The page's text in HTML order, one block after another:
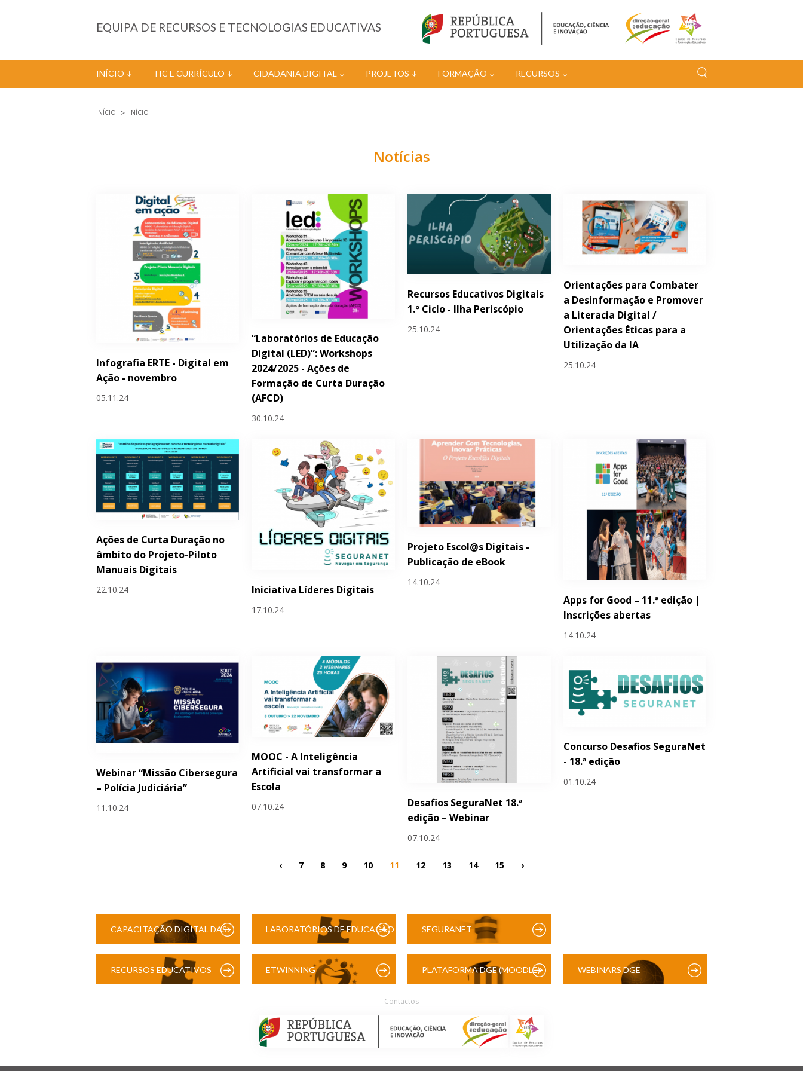
EQUIPA DE RECURSOS E TECNOLOGIAS EDUCATIVAS
INÍCIO TIC E CURRÍCULO CIDADANIA DIGITAL PROJETOS FORMAÇÃO RECURSOS
INÍCIO INÍCIO
Notícias
Infografia ERTE - Digital em
Ação - novembro
05.11.24
“Laboratórios de Educação
Digital (LED)”: Workshops
2024/2025 - Ações de
Formação de Curta Duração
(AFCD)
30.10.24
Recursos Educativos Digitais
1.º Ciclo - Ilha Periscópio
25.10.24
Orientações para Combater
a Desinformação e Promover
a Literacia Digital /
Orientações Éticas para a
Utilização da IA
25.10.24
Ações de Curta Duração no
âmbito do Projeto-Piloto
Manuais Digitais
22.10.24 Iniciativa Líderes Digitais
17.10.24
Projeto Escol@s Digitais -
Publicação de eBook
14.10.24
Apps for Good – 11.ª edição |
Inscrições abertas
14.10.24
Webinar “Missão Cibersegura
– Polícia Judiciária”
11.10.24
MOOC - A Inteligência
Artificial vai transformar a
Escola
07.10.24
Desafios SeguraNet 18.ª
edição – Webinar
07.10.24
Concurso Desafios SeguraNet
- 18.ª edição
01.10.24
Páginas
‹ 7 8 9 10 11 12 13 14 15 ›
CAPACITAÇÃO DIGITAL DAS LABORATÓRIOS DE EDUCAÇÃO SEGURANET
RECURSOS EDUCATIVOS ETWINNING PLATAFORMA DGE (MOODLE) WEBINARS DGE
Contactos